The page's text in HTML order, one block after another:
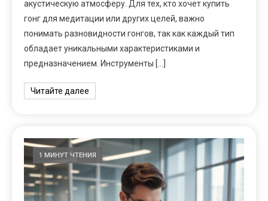
акустическую атмосферу. Для тех, кто хочет купить
гонг для медитации или других целей, важно
понимать разновидности гонгов, так как каждый тип
обладает уникальными характеристиками и
предназначением. Инструменты […]
Читайте далее
1 МИНУТ ЧТЕНИЯ